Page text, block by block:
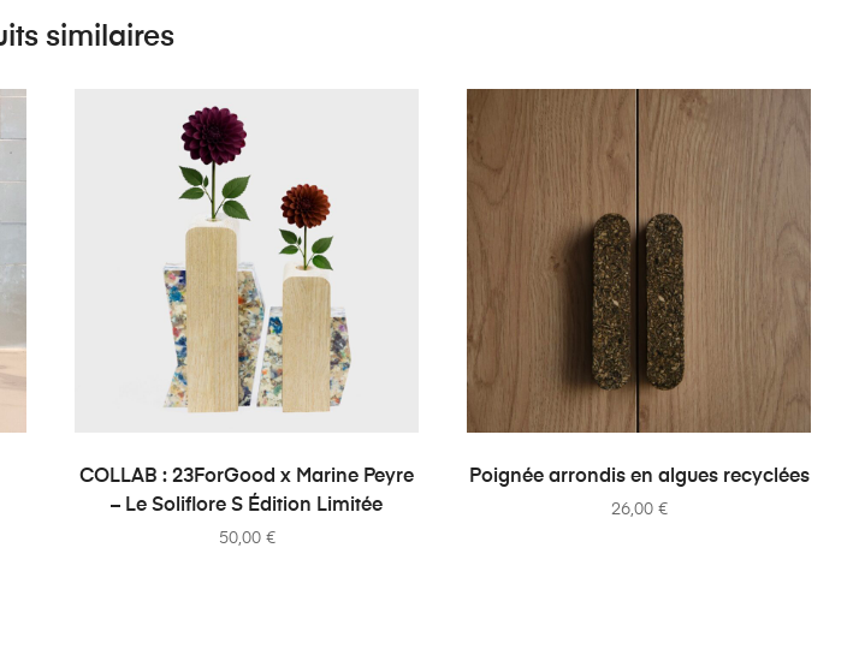
similaires
AJOUTER AU PANIER
COLLAB : 23ForGood x Marine Peyre
– Le Soliflore S Édition Limitée
50,00 €
AJOUTER AU PANIER
Poignée arrondis en algues recyclées
26,00 €